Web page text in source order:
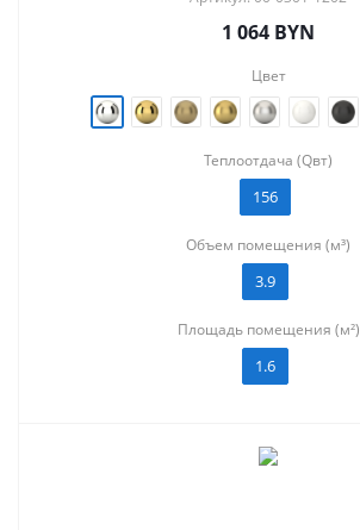
1 064 BYN
Цвет
Теплоотдача (Qвт)
156
Объем помещения (м³)
3.9
Площадь помещения (м²)
1.6